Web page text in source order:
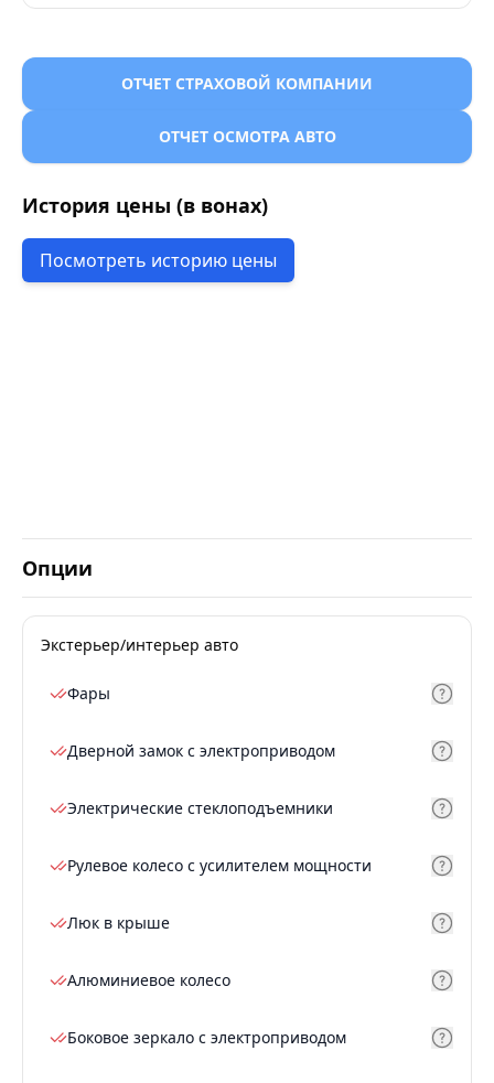
ОТЧЕТ СТРАХОВОЙ КОМПАНИИ
ОТЧЕТ ОСМОТРА АВТО
История цены (в вонах)
Посмотреть историю цены
Опции
Экстерьер/интерьер авто
Фары
Дверной замок с электроприводом
Электрические стеклоподъемники
Рулевое колесо с усилителем мощности
Люк в крыше
Алюминиевое колесо
Боковое зеркало с электроприводом